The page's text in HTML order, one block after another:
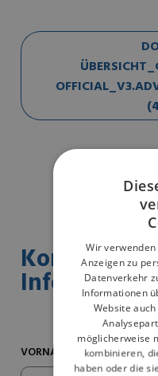
VORNAME*
Wir
Anzeigen zu
Datenverkehr
Informationen
Website
möglicherweise
kombinieren,
haben oder die